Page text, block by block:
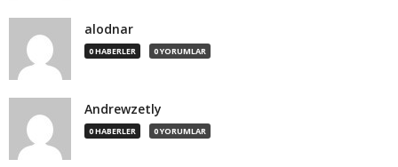
alodnar
0 HABERLER 0 YORUMLAR
Andrewzetly
0 HABERLER 0 YORUMLAR